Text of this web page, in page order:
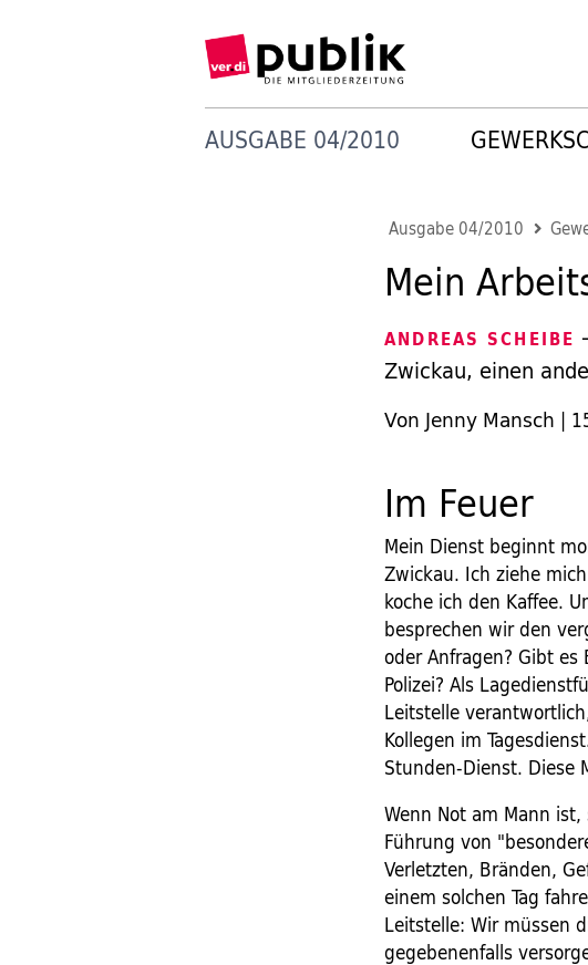
AUSGABE 04/2010
Ausgabe 04/2010
Mein
ANDREAS SCHEIBE
Zwickau, einen
Von Jenny Mansch |
Im Feuer
Mein Dienst beginnt
Zwickau. Ich ziehe
koche ich den Kaffee.
besprechen wir den
oder Anfragen? Gibt
Polizei? Als
Leitstelle
Kollegen im
Stunden-Dienst. Diese
Wenn Not am Mann
Führung von
Verletzten, Bränden,
einem solchen Tag
Leitstelle: Wir müssen
gegebenenfalls